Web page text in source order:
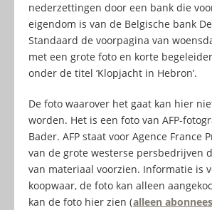
nederzettingen door een bank die
eigendom is van de Belgische bank
Standaard de voorpagina van
met een grote foto en korte
onder de titel ‘Klopjacht in Hebron’.
De foto waarover het gaat kan hier
worden. Het is een foto van AFP-
Bader. AFP staat voor Agence France
van de grote westerse persbedrijven
van materiaal voorzien. Informatie is
koopwaar, de foto kan alleen
kan de foto hier zien (alleen